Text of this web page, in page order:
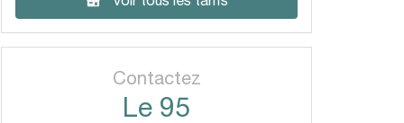
Contactez
Le 95